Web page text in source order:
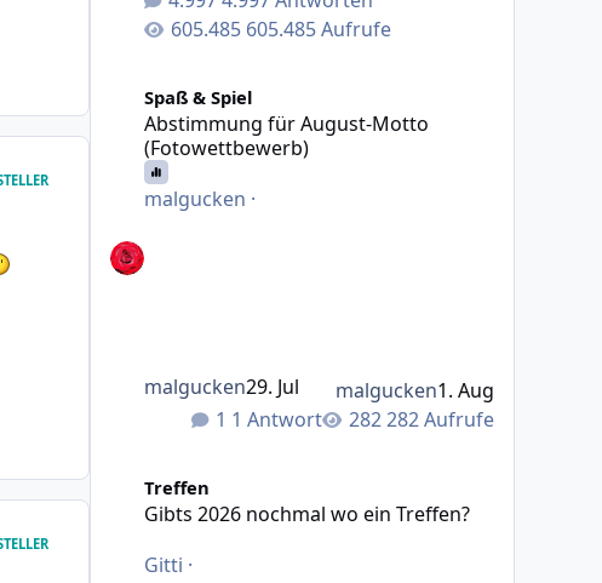
605.485 Aufrufe
Spaß & Spiel
Abstimmung für August-Motto
(Fotowettbewerb)
malgucken ·
1 Antwort 282 Aufrufe
malgucken29. Jul malgucken1. Aug
Treffen
Gibts 2026 nochmal wo ein Treffen?
Gitti ·